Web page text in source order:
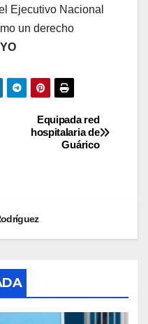
Ejecutivo Nacional
un derecho
Equipada red
hospitalaria de
Guárico